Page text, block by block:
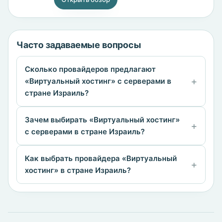
Часто задаваемые вопросы
Сколько провайдеров предлагают
«Виртуальный хостинг» с серверами в
стране Израиль?
Зачем выбирать «Виртуальный хостинг»
с серверами в стране Израиль?
Как выбрать провайдера «Виртуальный
хостинг» в стране Израиль?